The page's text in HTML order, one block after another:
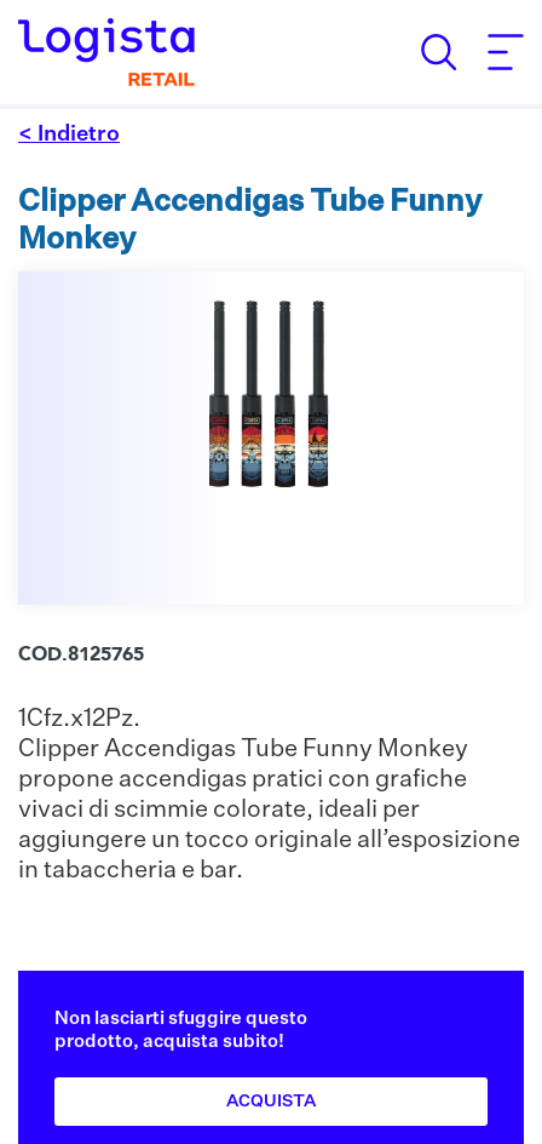
< Indietro
Clipper Accendigas Tube Funny
Monkey
COD.8125765
1Cfz.x12Pz.
Clipper Accendigas Tube Funny Monkey
propone accendigas pratici con grafiche
vivaci di scimmie colorate, ideali per
aggiungere un tocco originale all’esposizione
in tabaccheria e bar.
Non lasciarti sfuggire questo
prodotto, acquista subito!
ACQUISTA